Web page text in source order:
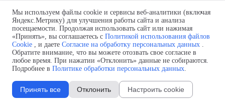
продуктов Supertop upe cond/LL
IVG COLBACHINI SPA
Токопроводящий рукав для
химических и пищевых
продуктов Thunderflex IVG
COLBACHINI SPA
Рукав для химических веществ и
COLBACHINI SPA
Рукав для химических веществ и
Мы используем файлы cookie и сервисы веб-аналитики (включая
Яндекс.Метрику) для улучшения работы сайта и анализа
посещаемости. Продолжая использовать сайт или нажимая
«Принять», вы соглашаетесь с Политикой использования файлов
Cookie , и даете Согласие на обработку персональных данных .
Обратите внимание, что вы можете отозвать свое согласие в
любое время. При нажатии «Отклонить» данные не собираются.
Подробнее в Политике обработки персональных данных.
Принять все Отклонить Настроить cookie